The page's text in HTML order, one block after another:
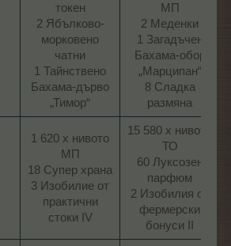
токен
2 Ябълково-
морковено
чатни
1 Тайнствено
Бахама-дърво
„Тимор“​
МП
2 Меденки
1 Загадъчен
Бахама-обор
„Марципан“
8 Сладка
размяна​
1 620 х нивото
МП
18 Супер храна
3 Изобилие от
практични
стоки IV​
15 580 х нивото
ТО
60 Луксозен
парфюм
2 Изобилия от
фермерски
бонуси II​